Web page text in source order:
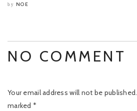
by NOE
NO COMMENT
Your email address will not be published.
marked *